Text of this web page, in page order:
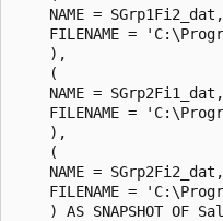
    NAME = SGrp1Fi2_dat,
FILENAME =
    ),
    (
    NAME = SGrp2Fi1_dat,
FILENAME =
    ),
    (
    NAME = SGrp2Fi2_dat,
FILENAME =
) AS SNAPSHOT OF